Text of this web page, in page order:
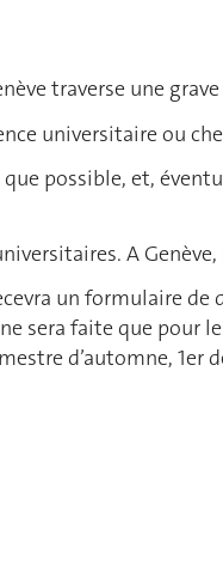
traverse une
universitaire ou
possible, et,
A
un formulaire
sera faite que pour
d’automne, 1er